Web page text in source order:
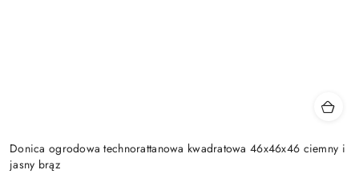
Donica ogrodowa technorattanowa kwadratowa 46x46x46 ciemny i
jasny brąz